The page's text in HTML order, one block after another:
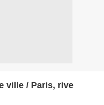
ville / Paris, rive